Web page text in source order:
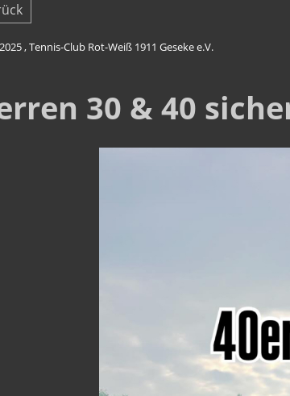
, Tennis-Club Rot-Weiß 1911 Geseke e.V.
30 & 40